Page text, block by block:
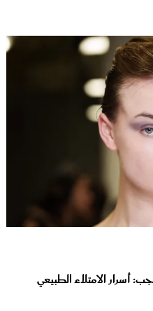
أسرار الامتلاء الطبيعي